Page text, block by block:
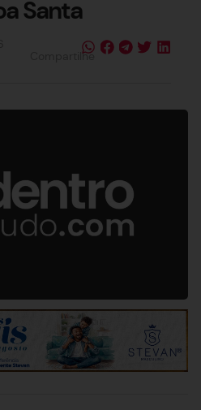
Santa
Compartilhe